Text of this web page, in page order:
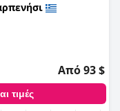
Από 93 $
τιμές